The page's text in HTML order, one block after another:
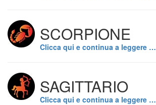
SCORPIONE
Clicca qui e continua a leggere …
SAGITTARIO
Clicca qui e continua a leggere …